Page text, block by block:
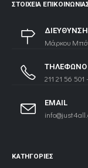
Μάρκου
211 21 56